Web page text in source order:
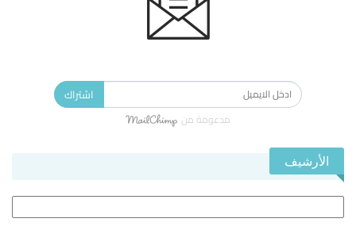
اشتراك
مدعومة من
الأرشيف